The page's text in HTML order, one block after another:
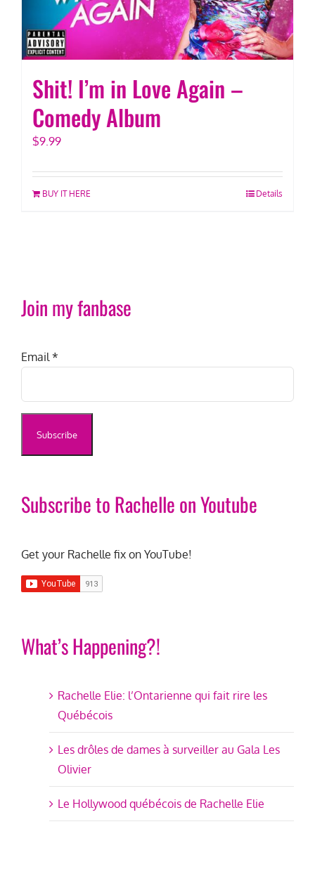
Shit! I’m in Love Again –
Comedy Album
$9.99
BUY IT HERE Details
Join my fanbase
Email*
Subscribe to Rachelle on Youtube
Get your Rachelle fix on YouTube!
What’s Happening?!
Rachelle Elie: l’Ontarienne qui fait rire les
Québécois
Les drôles de dames à surveiller au Gala Les
Olivier
Le Hollywood québécois de Rachelle Elie